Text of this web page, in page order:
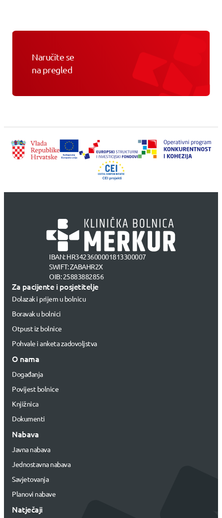
Naručite se
na pregled
IBAN: HR3423600001813300007
SWIFT: ZABAHR2X
OIB: 25883882856
Za pacijente i posjetitelje
Dolazak i prijem u bolnicu
Boravak u bolnici
Otpust iz bolnice
Pohvale i anketa zadovoljstva
O nama
Događanja
Povijest bolnice
Knjižnica
Dokumenti
Nabava
Javna nabava
Jednostavna nabava
Savjetovanja
Planovi nabave
Natječaji